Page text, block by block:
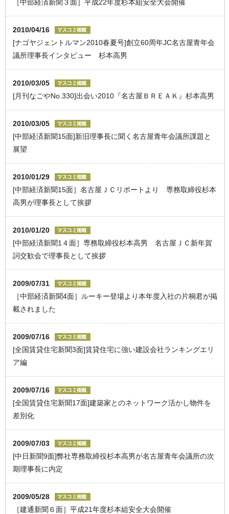
［中部経済新聞３面］平成22年度杉本組安全大会開催
2010/04/16
[ナゴヤジェントルマン2010春夏号]創立60周年JC名古屋青年会
議所理事長インタビュー 杉本高男
2010/03/05
[月刊なごやNo.330]出会い2010『名古屋ＢＲＥＡＫ』杉本高男
2010/03/05
[中部経済新聞15面]新旧理事長に聞く名古屋青年会議所課題と
展望
2010/01/29
[中部経済新聞15面］名古屋ＪＣリポートより 専務取締役杉本
高男が理事長として挨拶
2010/01/20
[中部経済新聞1４面］専務取締役杉本高男 名古屋ＪＣ新年賀
詞交歓会で理事長として挨拶
2009/07/31
［中部経済新聞4面］ルーキー登場より本年度入社の片桐君が掲
載されました
2009/07/16
[全国賃貸住宅新聞3面]賃貸住宅に強い建設会社ランキングエリ
ア編
2009/07/16
[全国賃貸住宅新聞17面]建築家とのネットワーク活かし物件を
差別化
2009/07/03
[中日新聞9面]弊社専務取締役杉本高男が名古屋青年会議所の次
期理事長に内定
2009/05/28
［建通新聞６面］平成21年度杉本組安全大会開催